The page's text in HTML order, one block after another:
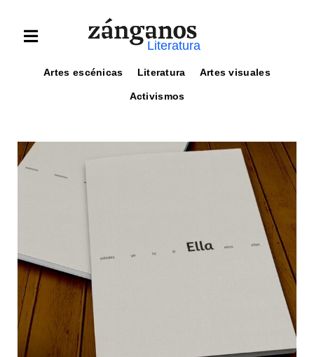
Literatura
Artes escénicas Literatura Artes visuales
Activismos